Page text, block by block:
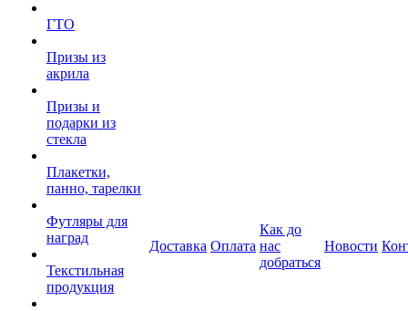
ГТО
Призы из
акрила
Призы и
подарки из
стекла
Плакетки,
панно, тарелки
Футляры для
наград
Текстильная
продукция
Доставка Оплата
Как до
нас
добраться
Новости